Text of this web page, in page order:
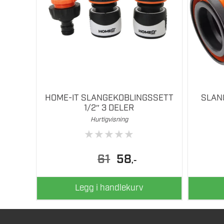
HOME-IT SLANGEKOBLINGSSETT
1/2″ 3 DELER
Hurtigvisning
★★★★★
61
Opprinnelig
pris
var:
61.
58pris
er:
58.
,-
Legg i handlekurv